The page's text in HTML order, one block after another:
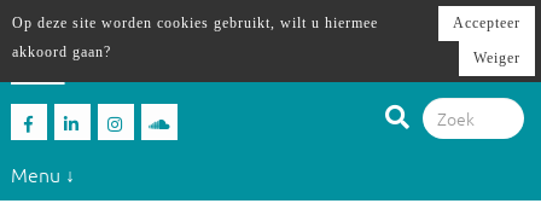
Menu ↓
Op deze site worden cookies gebruikt, wilt u hiermee
akkoord gaan?
Accepteer
Weiger